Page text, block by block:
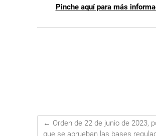
Pinche aquí para más
← Orden de 22 de junio de 2023,
que se aprueban las bases